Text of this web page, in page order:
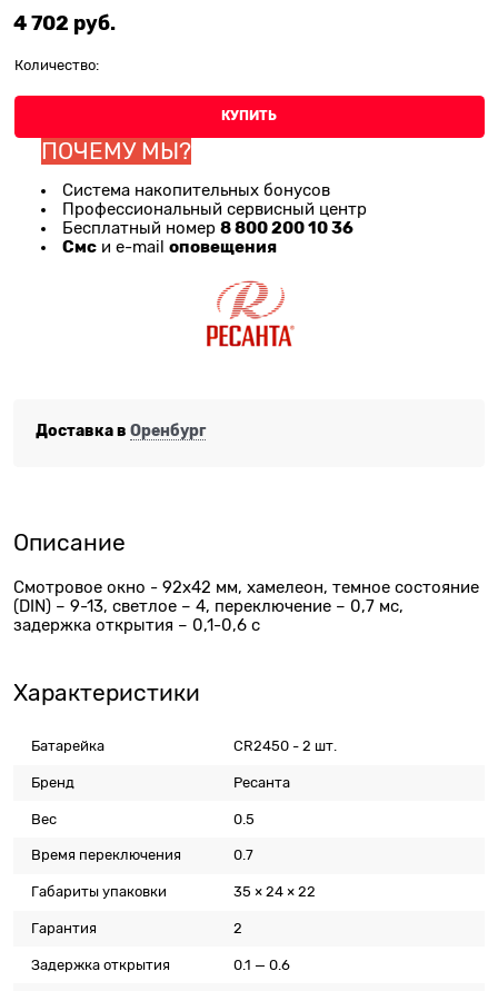
4 702 руб.
Количество:
КУПИТЬ
ПОЧЕМУ МЫ?
Система накопительных бонусов
Профессиональный сервисный центр
Бесплатный номер 8 800 200 10 36
Смс и e-mail оповещения
Доставка в Оренбург
Описание
Смотровое окно - 92х42 мм, хамелеон, темное состояние
(DIN) – 9-13, светлое – 4, переключение – 0,7 мс,
задержка открытия – 0,1-0,6 с
Характеристики
Батарейка CR2450 - 2 шт.
Бренд Ресанта
Вес 0.5
Время переключения 0.7
Габариты упаковки 35 × 24 × 22
Гарантия 2
Задержка открытия 0.1 — 0.6